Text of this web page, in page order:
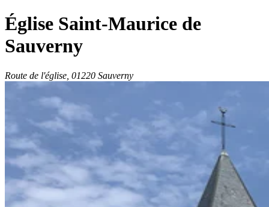
Église Saint-Maurice de
Sauverny
Route de l'église, 01220 Sauverny